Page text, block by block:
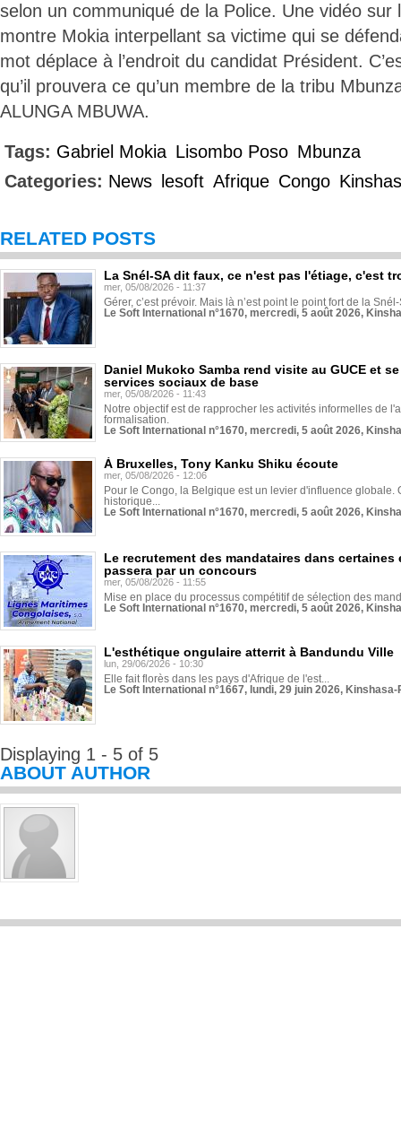
selon un communiqué de la Police. Une vidéo sur
montre Mokia interpellant sa victime qui se
mot déplace à l’endroit du candidat Président.
qu’il prouvera ce qu’un membre de la tribu
ALUNGA MBUWA.
Tags: Gabriel Mokia Lisombo Poso Mbunza
Categories: News lesoft Afrique Congo
RELATED POSTS
La Snél-SA dit faux, ce n'est pas l'étiage, c'est
mer, 05/08/2026 - 11:37
Gérer, c’est prévoir. Mais là n’est point le point fort de la
Le Soft International n°1670, mercredi, 5 août 2026,
Daniel Mukoko Samba rend visite au GUCE et
services sociaux de base
mer, 05/08/2026 - 11:43
Notre objectif est de rapprocher les activités informelles de
formalisation.
Le Soft International n°1670, mercredi, 5 août 2026,
À Bruxelles, Tony Kanku Shiku écoute
mer, 05/08/2026 - 12:06
Pour le Congo, la Belgique est un levier d'influence globale.
historique...
Le Soft International n°1670, mercredi, 5 août 2026,
Le recrutement des mandataires dans
passera par un concours
mer, 05/08/2026 - 11:55
Mise en place du processus compétitif de sélection des
Le Soft International n°1670, mercredi, 5 août 2026,
L'esthétique ongulaire atterrit à Bandundu Ville
lun, 29/06/2026 - 10:30
Elle fait florès dans les pays d'Afrique de l'est...
Le Soft International n°1667, lundi, 29 juin 2026,
Displaying 1 - 5 of 5
ABOUT AUTHOR